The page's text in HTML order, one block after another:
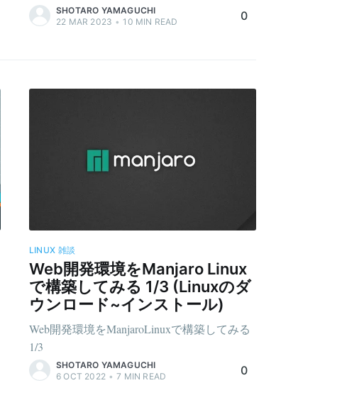
SHOTARO YAMAGUCHI
22 MAR 2023 • 10 MIN READ 0
LINUX 雑談
Web開発環境をManjaro Linux
で構築してみる 1/3 (Linuxのダ
ウンロード~インストール)
Web開発環境をManjaroLinuxで構築してみる
1/3
SHOTARO YAMAGUCHI
6 OCT 2022 • 7 MIN READ 0